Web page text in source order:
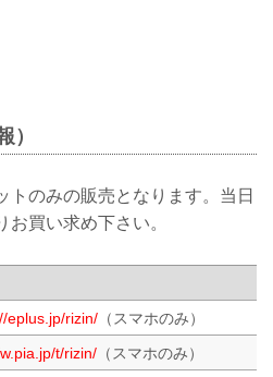
）
トのみの販売となります。当日
買い求め下さい。
eplus.jp/rizin/（スマホのみ）
t/rizin/（スマホのみ）